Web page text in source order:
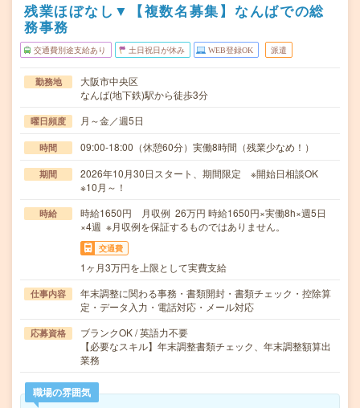
残業ほぼなし▼【複数名募集】なんばでの総
務事務
交通費別途支給あり 土日祝日が休み WEB登録OK 派遣
勤務地
大阪市中央区
なんば(地下鉄)駅から徒歩3分
曜日頻度 月～金／週5日
時間 09:00-18:00（休憩60分）実働8時間（残業少なめ！）
期間
2026年10月30日スタート、期間限定 ※開始日相談OK
※10月～！
時給
時給1650円 月収例 26万円 時給1650円×実働8h×週5日
×4週 ※月収例を保証するものではありません。
交通費
1ヶ月3万円を上限として実費支給
仕事内容
年末調整に関わる事務・書類開封・書類チェック・控除算
定・データ入力・電話対応・メール対応
応募資格
ブランクOK / 英語力不要
【必要なスキル】年末調整書類チェック、年末調整額算出
業務
職場の雰囲気